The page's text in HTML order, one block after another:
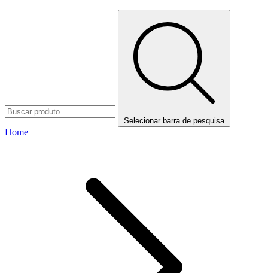
Selecionar barra de pesquisa
Home